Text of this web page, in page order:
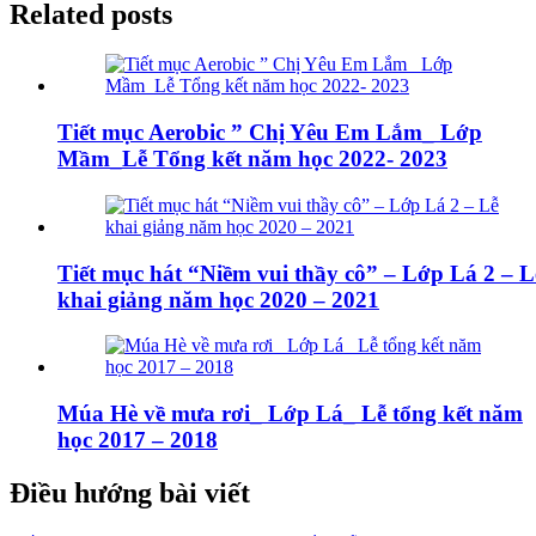
Related posts
Tiết mục Aerobic ” Chị Yêu Em Lắm_ Lớp
Mầm_Lễ Tổng kết năm học 2022- 2023
Tiết mục hát “Niềm vui thầy cô” – Lớp Lá 2 –
khai giảng năm học 2020 – 2021
Múa Hè về mưa rơi_ Lớp Lá_ Lễ tổng kết năm
học 2017 – 2018
Điều hướng bài viết